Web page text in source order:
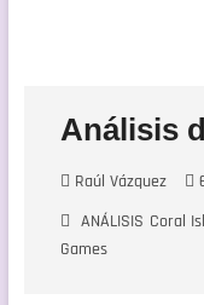
Análisis
Raúl Vázquez
ANÁLISIS Coral
Games